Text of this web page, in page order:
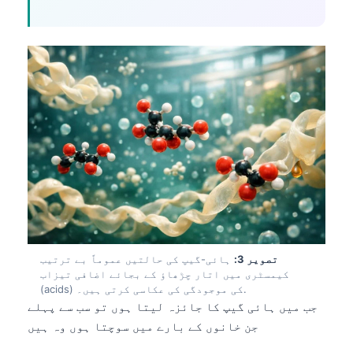
تصویر 3:
ہائی-گیپ کی حالتیں عموماً بے ترتیب
کیمسٹری میں اتار چڑھاؤ کے بجائے اضافی تیزاب
(acids) کی موجودگی کی عکاسی کرتی ہیں۔.
جب میں ہائی گیپ کا جائزہ لیتا ہوں تو سب سے پہلے
جن خانوں کے بارے میں سوچتا ہوں وہ ہیں